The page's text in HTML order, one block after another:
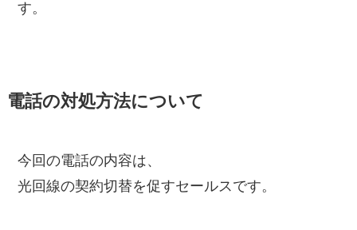
す。
電話の対処方法について
今回の電話の内容は、
光回線の契約切替を促すセールスです。